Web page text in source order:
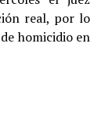
real, por lo
homicidio en